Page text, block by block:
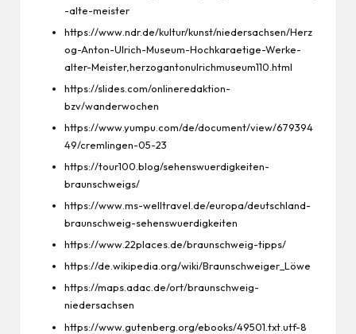
-alte-meister
https://www.ndr.de/kultur/kunst/niedersachsen/Herz
og-Anton-Ulrich-Museum-Hochkaraetige-Werke-
alter-Meister,herzogantonulrichmuseum110.html
https://slides.com/onlineredaktion-
bzv/wanderwochen
https://www.yumpu.com/de/document/view/679394
49/cremlingen-05-23
https://tour100.blog/sehenswuerdigkeiten-
braunschweigs/
https://www.ms-welltravel.de/europa/deutschland-
braunschweig-sehenswuerdigkeiten
https://www.22places.de/braunschweig-tipps/
https://de.wikipedia.org/wiki/Braunschweiger_Löwe
https://maps.adac.de/ort/braunschweig-
niedersachsen
https://www.gutenberg.org/ebooks/49501.txt.utf-8